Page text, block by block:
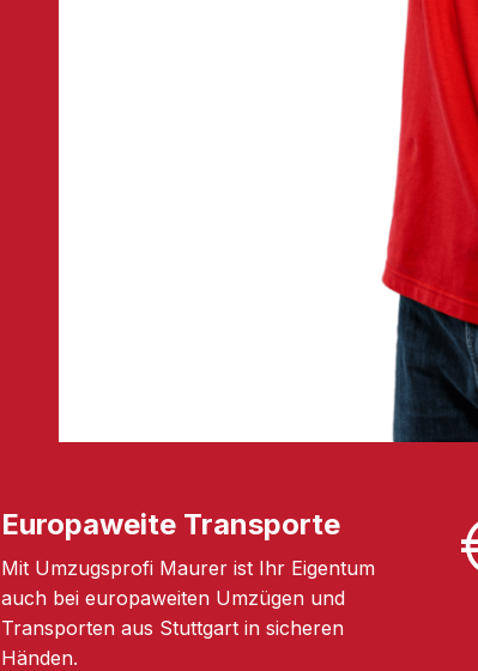
Europaweite Transporte
Mit Umzugsprofi Maurer ist Ihr Eigentum
auch bei europaweiten Umzügen und
Transporten aus Stuttgart in sicheren
Händen.